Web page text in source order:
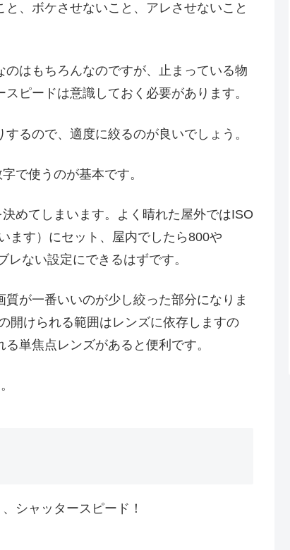
、ボケさせないこと、アレさせないこと
はもちろんなのですが、止まっている物
ピードは意識しておく必要があります。
るので、適度に絞るのが良いでしょう。
で使うのが基本です。
めてしまいます。よく晴れた屋外ではISO
ます）にセット、屋内でしたら800や
ない設定にできるはずです。
が一番いいのが少し絞った部分になりま
開けられる範囲はレンズに依存しますの
単焦点レンズがあると便利です。
シャッタースピード！